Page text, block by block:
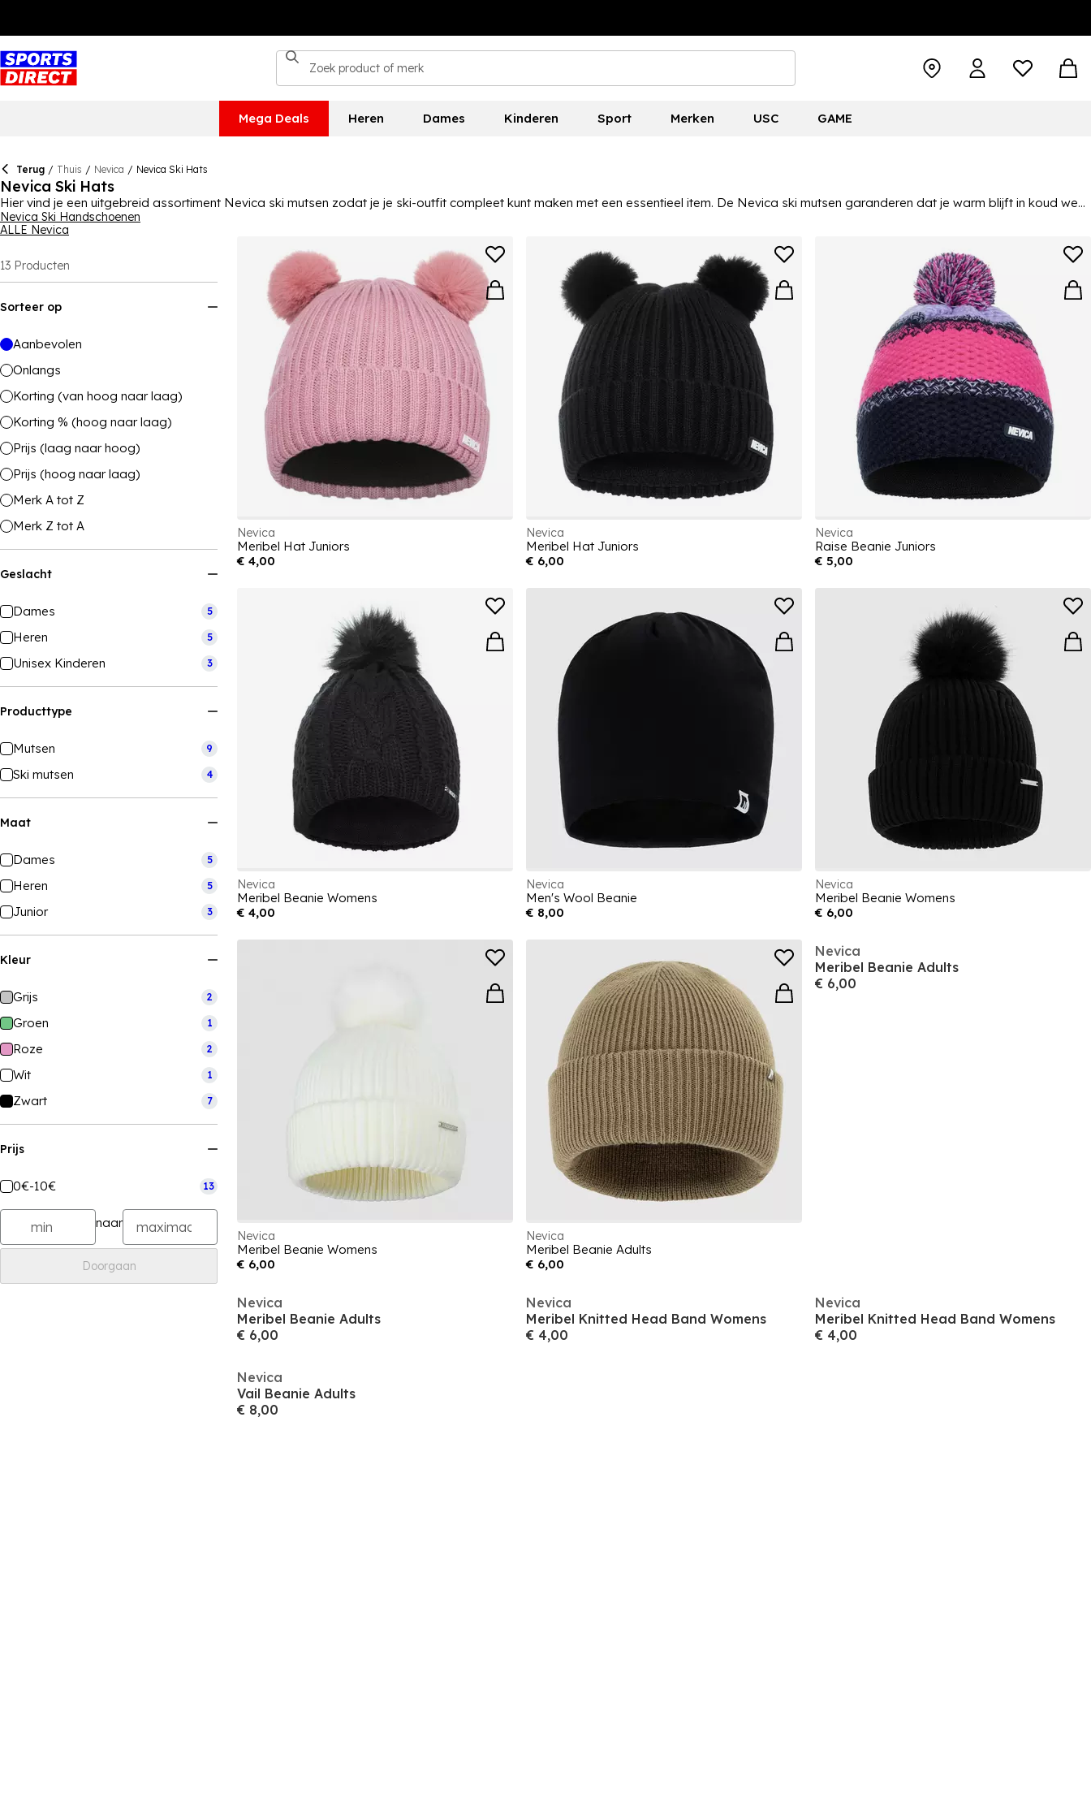
Mega Deals Heren Dames Kinderen Sport Merken USC GAME
Terug / Thuis / Nevica / Nevica Ski Hats
Nevica Ski Hats
Hier vind je een uitgebreid assortiment Nevica ski mutsen zodat je je ski-outfit compleet kunt maken met een essentieel item. De Nevica ski mutsen garanderen dat je warm blijft in koud weer
en ze zijn verkrijgbaar in vele verschillende stijlen, zodat je de beste stijl kunt vinden die bij je past!
Nevica Ski Handschoenen
ALLE Nevica
13 Producten
Sorteer op
Aanbevolen
Onlangs
Korting (van hoog naar laag)
Korting % (hoog naar laag)
Prijs (laag naar hoog)
Prijs (hoog naar laag)
Merk A tot Z
Merk Z tot A
Geslacht
Dames 5
Heren 5
Unisex Kinderen 3
Producttype
Mutsen 9
Ski mutsen 4
Maat
Dames 5
Heren 5
Junior 3
Kleur
Grijs 2
Groen 1
Roze 2
Wit 1
Zwart 7
Prijs
0€-10€ 13
naar
Doorgaan
Nevica
Meribel Hat Juniors
€ 4,00
Nevica
Meribel Hat Juniors
€ 6,00
Nevica
Raise Beanie Juniors
€ 5,00
Nevica
Meribel Beanie Womens
€ 4,00
Nevica
Men's Wool Beanie
€ 8,00
Nevica
Meribel Beanie Womens
€ 6,00
Nevica
Meribel Beanie Womens
€ 6,00
Nevica
Meribel Beanie Adults
€ 6,00
Nevica
Meribel Beanie Adults
€ 6,00
Nevica
Meribel Beanie Adults
€ 6,00
Nevica
Meribel Knitted Head Band Womens
€ 4,00
Nevica
Meribel Knitted Head Band Womens
€ 4,00
Nevica
Vail Beanie Adults
€ 8,00